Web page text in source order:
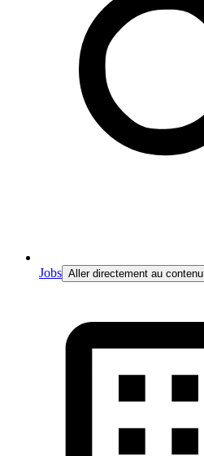
Jobs Aller directement au contenu